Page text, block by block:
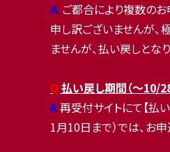
Ａ ご都合により複数の
申し訳ございませんが
ませんが、払い戻しとな
Q払い戻し期間（～10/
A再受付サイトにて【払
1月10日まで）では、お